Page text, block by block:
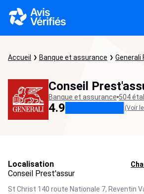
Accueil Banque et assurance Generali
Conseil
Banque et assurance 504
4.9 (Voir
Localisation
Conseil Prest'assur
St Christ 140 route Nationale 7, Reventin